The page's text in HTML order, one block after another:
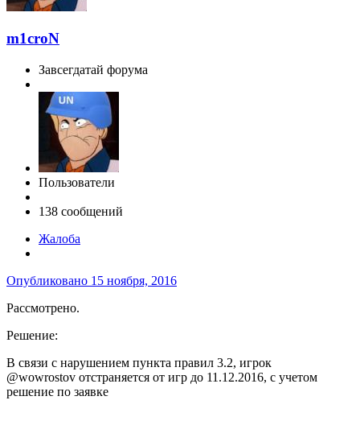
m1croN
Завсегдатай форума
Пользователи
138 сообщений
Жалоба
Опубликовано 15 ноября, 2016
Рассмотрено.
Решение:
В связи с нарушением пункта правил 3.2, игрок
@wowrostov отстраняется от игр до 11.12.2016, с учетом
решение по заявке